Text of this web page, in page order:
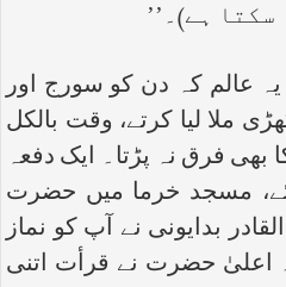
ہے)۔’’
عالم کہ دن کو سورج اور
ملا لیا کرتے، وقت بالکل
بھی فرق نہ پڑتا۔ ایک دفعہ
مسجد خرما میں حضرت
بدایونی نے آپ کو نماز
اعلیٰ حضرت نے قرأت اتنی